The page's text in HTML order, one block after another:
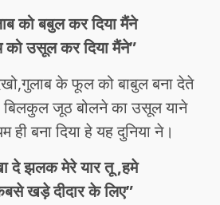
को बबुल कर दिया मैंने
उसूल कर दिया मैंने”
के फूल को बाबुल बना देते
जूठ बोलने का उसूल याने
बना दिया हे यह दुनिया ने।
दे झलक मेरे यार तू ,हमे
खड़े दीदार के लिए”